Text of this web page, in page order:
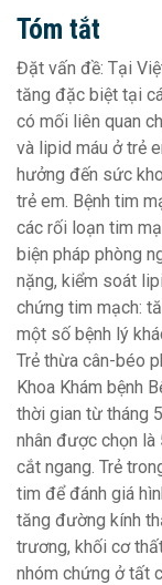
Tóm tắt
Đặt vấn đề: Tại
tăng đặc biệt tại
có mối liên quan
và lipid máu ở trẻ
hưởng đến sức
trẻ em. Bệnh tim
các rối loạn tim
biện pháp phòng
nặng, kiểm soát
chứng tim mạch:
một số bệnh lý
Trẻ thừa cân-béo
Khoa Khám bệnh
thời gian từ tháng
nhân được chọn là
cắt ngang. Trẻ
tim để đánh giá
tăng đường kính
trương, khối cơ
nhóm chứng ở tất